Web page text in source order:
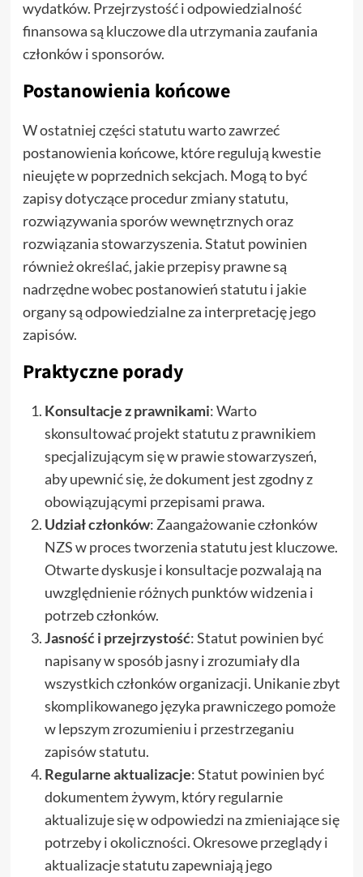
wydatków. Przejrzystość i odpowiedzialność
finansowa są kluczowe dla utrzymania zaufania
członków i sponsorów.
Postanowienia końcowe
W ostatniej części statutu warto zawrzeć
postanowienia końcowe, które regulują kwestie
nieujęte w poprzednich sekcjach. Mogą to być
zapisy dotyczące procedur zmiany statutu,
rozwiązywania sporów wewnętrznych oraz
rozwiązania stowarzyszenia. Statut powinien
również określać, jakie przepisy prawne są
nadrzędne wobec postanowień statutu i jakie
organy są odpowiedzialne za interpretację jego
zapisów.
Praktyczne porady
Konsultacje z prawnikami: Warto
skonsultować projekt statutu z prawnikiem
specjalizującym się w prawie stowarzyszeń,
aby upewnić się, że dokument jest zgodny z
obowiązującymi przepisami prawa.
Udział członków: Zaangażowanie członków
NZS w proces tworzenia statutu jest kluczowe.
Otwarte dyskusje i konsultacje pozwalają na
uwzględnienie różnych punktów widzenia i
potrzeb członków.
Jasność i przejrzystość: Statut powinien być
napisany w sposób jasny i zrozumiały dla
wszystkich członków organizacji. Unikanie zbyt
skomplikowanego języka prawniczego pomoże
w lepszym zrozumieniu i przestrzeganiu
zapisów statutu.
Regularne aktualizacje: Statut powinien być
dokumentem żywym, który regularnie
aktualizuje się w odpowiedzi na zmieniające się
potrzeby i okoliczności. Okresowe przeglądy i
aktualizacje statutu zapewniają jego